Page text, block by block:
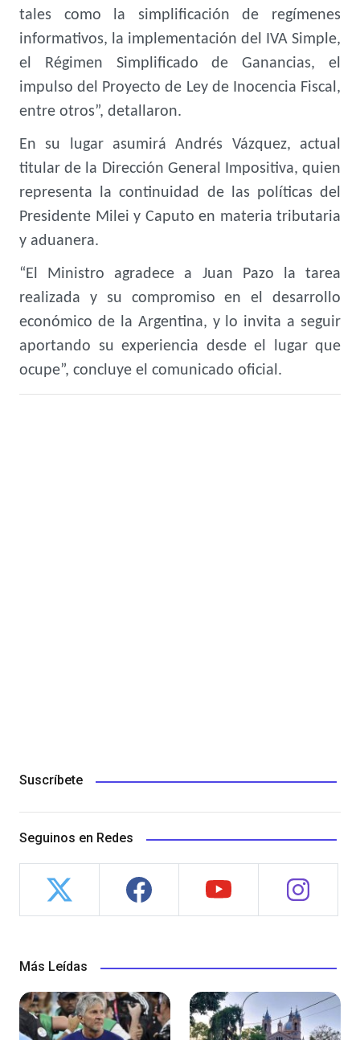
tales como la simplificación de regímenes
informativos, la implementación del IVA Simple,
el Régimen Simplificado de Ganancias, el
impulso del Proyecto de Ley de Inocencia Fiscal,
entre otros”, detallaron.
En su lugar asumirá Andrés Vázquez, actual
titular de la Dirección General Impositiva, quien
representa la continuidad de las políticas del
Presidente Milei y Caputo en materia tributaria
y aduanera.
“El Ministro agradece a Juan Pazo la tarea
realizada y su compromiso en el desarrollo
económico de la Argentina, y lo invita a seguir
aportando su experiencia desde el lugar que
ocupe”, concluye el comunicado oficial.
Suscríbete
Seguinos en Redes
Más Leídas